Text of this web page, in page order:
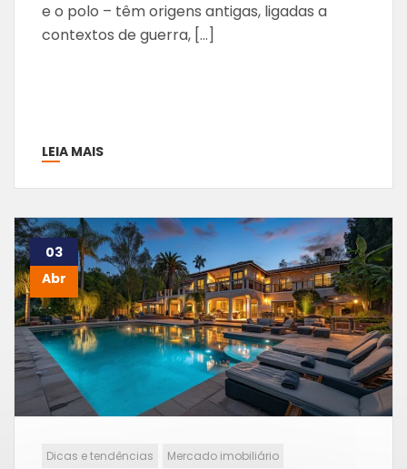
e o polo – têm origens antigas, ligadas a
contextos de guerra, […]
LEIA MAIS
03
Abr
Dicas e tendências Mercado imobiliário